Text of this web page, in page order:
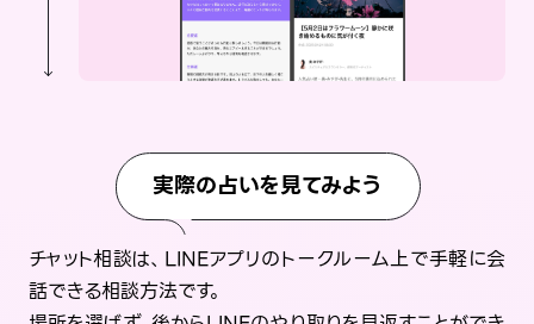
実際の占いを見てみよう
チャット相談は、LINEアプリのトークルーム上で手軽に会
話できる相談方法です。